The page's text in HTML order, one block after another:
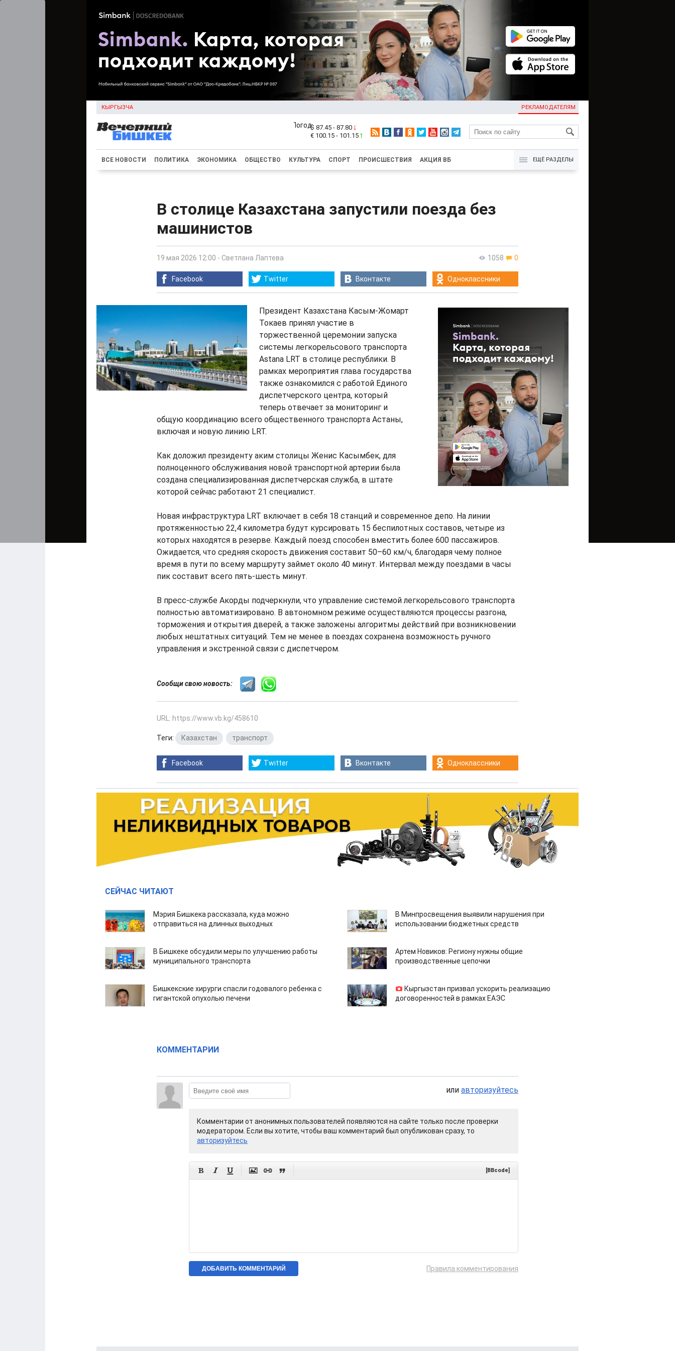
КЫРГЫЗЧА РЕКЛАМОДАТЕЛЯМ
KG
$ 87.45 - 87.80
€ 100.15 - 101.15
ВСЕ НОВОСТИ ПОЛИТИКА ЭКОНОМИКА ОБЩЕСТВО КУЛЬТУРА СПОРТ ПРОИСШЕСТВИЯ АКЦИЯ ВБ ЕЩЁ РАЗДЕЛЫ
В столице Казахстана запустили поезда без
машинистов
1058 0
19 мая 2026 12:00 - Светлана Лаптева
Facebook Twitter Вконтакте Одноклассники
Президент Казахстана Касым-Жомарт
Токаев принял участие в
торжественной церемонии запуска
системы легкорельсового транспорта
Astana LRT в столице республики. В
рамках мероприятия глава государства
также ознакомился с работой Единого
диспетчерского центра, который
теперь отвечает за мониторинг и
общую координацию всего общественного транспорта Астаны,
включая и новую линию LRT.
Как доложил президенту аким столицы Женис Касымбек, для
полноценного обслуживания новой транспортной артерии была
создана специализированная диспетчерская служба, в штате
которой сейчас работают 21 специалист.
Новая инфраструктура LRT включает в себя 18 станций и современное депо. На линии
протяженностью 22,4 километра будут курсировать 15 беспилотных составов, четыре из
которых находятся в резерве. Каждый поезд способен вместить более 600 пассажиров.
Ожидается, что средняя скорость движения составит 50–60 км/ч, благодаря чему полное
время в пути по всему маршруту займет около 40 минут. Интервал между поездами в часы
пик составит всего пять-шесть минут.
В пресс-службе Акорды подчеркнули, что управление системой легкорельсового транспорта
полностью автоматизировано. В автономном режиме осуществляются процессы разгона,
торможения и открытия дверей, а также заложены алгоритмы действий при возникновении
любых нештатных ситуаций. Тем не менее в поездах сохранена возможность ручного
управления и экстренной связи с диспетчером.
Сообщи свою новость:
URL: https://www.vb.kg/458610
Теги: Казахстан транспорт
Facebook Twitter Вконтакте Одноклассники
СЕЙЧАС ЧИТАЮТ
Мэрия Бишкека рассказала, куда можно
отправиться на длинных выходных
В Минпросвещения выявили нарушения при
использовании бюджетных средств
В Бишкеке обсудили меры по улучшению работы
муниципального транспорта
Артем Новиков: Региону нужны общие
производственные цепочки
Бишкекские хирурги спасли годовалого ребенка с
гигантской опухолью печени
Кыргызстан призвал ускорить реализацию
договоренностей в рамках ЕАЭС
КОММЕНТАРИИ
или авторизуйтесь
Комментарии от анонимных пользователей появляются на сайте только после проверки
модератором. Если вы хотите, чтобы ваш комментарий был опубликован сразу, то
авторизуйтесь
      [BBcode]
Правила комментирования